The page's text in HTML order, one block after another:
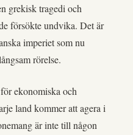
grekisk tragedi och
försökte undvika. Det är
imperiet som nu
rörelse.
ekonomiska och
land kommer att agera i
är inte till någon